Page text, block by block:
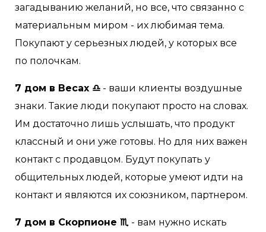
загадыванию желаний, но все, что связанно с
материальным миром - их любимая тема.
Покупают у серьезных людей, у которых все
по полочкам.
7 дом в Весах ♎ - ваши клиенты воздушные
знаки. Такие люди покупают просто на словах.
Им достаточно лишь услышать, что продукт
классный и они уже готовы. Но для них важен
контакт с продавцом. Будут покупать у
общительных людей, которые умеют идти на
контакт и являются их союзником, партнером.
7 дом в Скорпионе ♏ - вам нужно искать